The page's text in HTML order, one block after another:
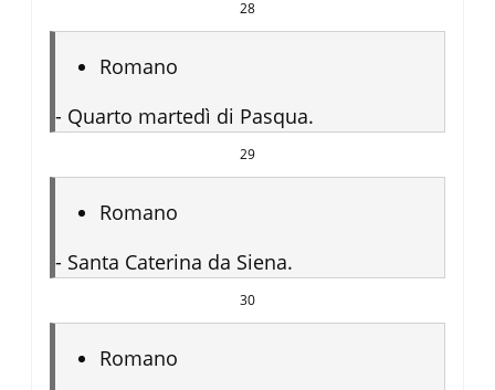
28
Romano
- Quarto martedì di Pasqua.
29
Romano
- Santa Caterina da Siena.
30
Romano